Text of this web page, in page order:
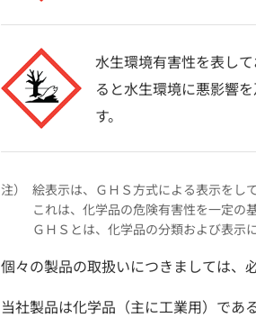
水生環境有害性を表し
ると水生環境に悪影響
す。
注）
絵表示は、ＧＨＳ方式による表示をして
これは、化学品の危険有害性を一定の
ＧＨＳとは、化学品の分類および表示
個々の製品の取扱いにつきましては、
当社製品は化学品（主に工業用）であ